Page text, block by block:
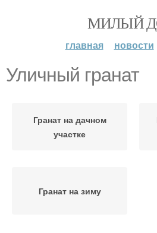
МИЛЫЙ
главная новости
Уличный гранат
Гранат на дачном
участке
Гранат на зиму